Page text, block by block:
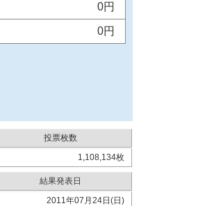
0円
0円
投票枚数
1,108,134枚
結果発表日
2011年07月24日(日)